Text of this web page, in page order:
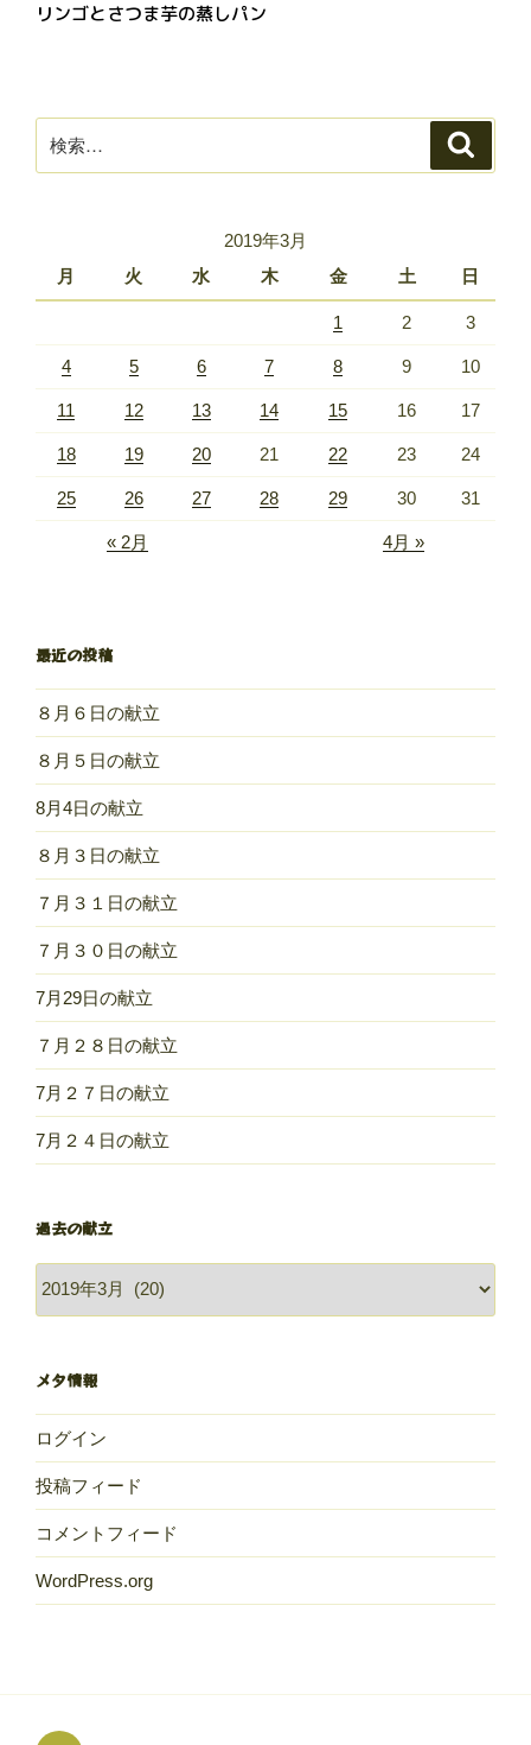
リンゴとさつま芋の蒸しパン
索:
2019年3月
月
火 水 木 金 土 日
1 2 3
4 5 6 7 8 9 10
11 12 13 14 15 16 17
18 19 20 21 22 23 24
25 26 27 28 29 30 31
« 2月 4月 »
最近の投稿
８月６日の献立
８月５日の献立
8月4日の献立
８月３日の献立
７月３１日の献立
７月３０日の献立
7月29日の献立
７月２８日の献立
7月２７日の献立
7月２４日の献立
過去の献立
立
メタ情報
ログイン
投稿フィード
コメントフィード
WordPress.org